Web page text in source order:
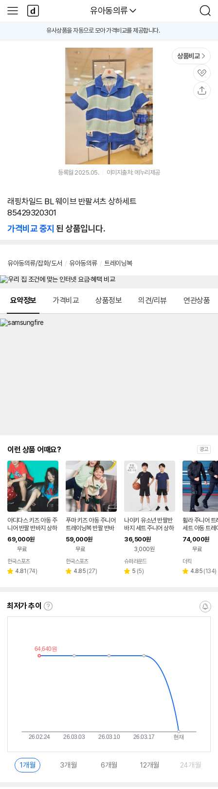
다나와
유아동의류
검
사
다
나
인
i
유사상품을 자동으로 모아 가격비교를 제공합니다.
상품비교
관
심
등록월 2025.05. 이미지출처: 에누리제공
래핑차일드 BL 웨이브 반팔셔츠 상하세트
85429320301
가격비교 중지 된 상품입니다.
유아동의류/잡화/도서 / 유아동의류 / 트레이닝복
요약정보 가격비교 상품정보 의견/리뷰 연관상품
이런 상품 어때요? 광고
아디다스 키즈 아동 주
니어 반팔 반바지 상하
4종 세트
69,000원
무료
한국스포츠
별 4.81 리
(74)
푸마 키즈 아동 주니어
트레이닝복 반팔 반바
지 상하 4종세트
59,000원
무료
한국스포츠
별 4.85 리
(27)
나이키 유소년 반팔반
바지 세트 주니어 상하
복 트레이닝복 상하의
세트 셋업 아동복 키즈
36,500원
3,000원
슈퍼라운드
별 5 리
(5)
휠라 주니어 트
세트 아동 트레
74,000원
무료
페이
더킥
별 4.85 리
(134)
최저가 추이
최
이
란?
알
1개월 3개월 6개월 12개월 24개월